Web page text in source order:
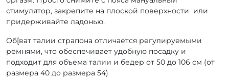
стимулятор, закрепите на плоской поверхности или
придерживайте ладонью.
Об[ват талии страпона отличается регулируемыми
ремнями, что обеспечивает удобную посадку и
подходит для объема талии и бедер от 50 до 106 см (от
размера 40 до размера 54)